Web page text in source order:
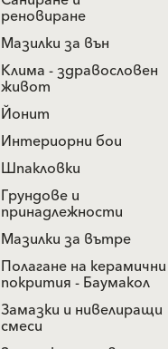
реновиране
Мазилки за вън
Клима - здравословен
живот
Йонит
Интериорни бои
Шпакловки
Грундове и
принадлежности
Мазилки за вътре
Полагане на керамични
покрития - Баумакол
Замазки и нивелиращи
смеси